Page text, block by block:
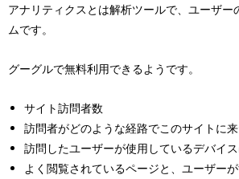
アナリティクスとは解析ツールで、ユーザー
ムです。
グーグルで無料利用できるようです。
サイト訪問者数
訪問者がどのような経路でこのサイトに
訪問したユーザーが使用しているデバイ
よく閲覧されているページと、ユーザー